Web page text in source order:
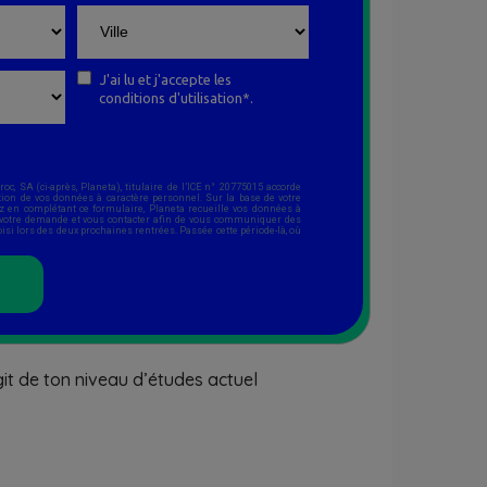
SA (ci-après, Planeta), titulaire de l’ICE n° 20775015 accorde
de vos données à caractère personnel. Sur la base de votre
en complétant ce formulaire, Planeta recueille vos données à
demande et vous contacter afin de vous communiquer des
lors des deux prochaines rentrées. Passée cette période-là, où
des données à caractère personnel, vous disposez des droits
droit de rectification, droit d’opposition, pour des raisons
Vous pourrez également vous désister sur votre
frais et vous inscrire sur la liste d'opposition au démarchage
droits, merci d’adresser à l’adresse électronique
J'ai lu et j'accepte les
conditions d'utilisation*.
de ton niveau d’études actuel